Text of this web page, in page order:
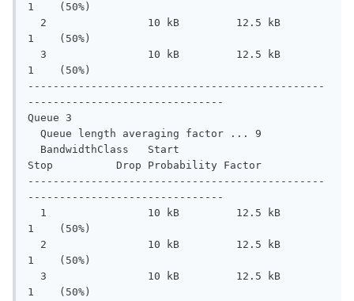
1    (50%)
2                10 kB         12.5 kB
1    (50%)
3                10 kB         12.5 kB
1    (50%)
-----------------------------------------------
-------------------------------
Queue 3
Queue length averaging factor ... 9
BandwidthClass   Start
Stop          Drop Probability Factor
-----------------------------------------------
-------------------------------
1                10 kB         12.5 kB
1    (50%)
2                10 kB         12.5 kB
1    (50%)
3                10 kB         12.5 kB
1    (50%)